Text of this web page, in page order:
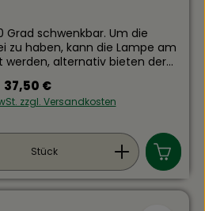
Grad schwenkbar. Um die
zu haben, kann die Lampe am
werden, alternativ bieten der
einem Akku ausgestattet.
4 Stunden mittels USB-
bietet ein Arbeitslicht
LumenKopfstrahler: 70
3 StundenKopfstrahler
Ion Leistung: 2.200mAh
Regulärer Preis:
37,50 €
zzgl. Versandkosten
den gewünschten Wert
Stück